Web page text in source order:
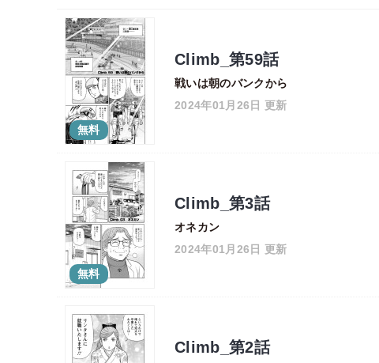
無料
Climb_第59話
戦いは朝のバンクから
2024年01月26日 更新
無料
Climb_第3話
オネカン
2024年01月26日 更新
Climb_第2話